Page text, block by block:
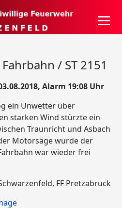
/ ST 2151
Alarm 19:08 Uhr
ein Unwetter über
starken Wind stürzte ein
Traunricht und Asbach
Motorsäge wurde der
war wieder frei
FF Pretzabruck